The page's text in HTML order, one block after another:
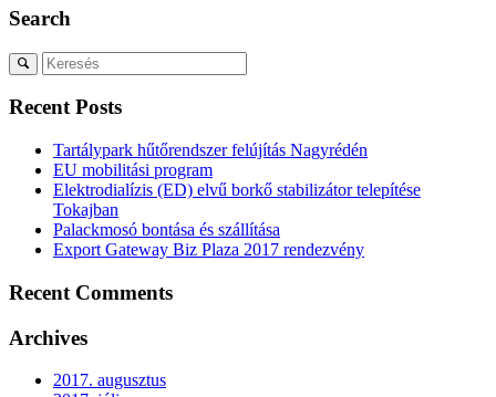
Search
Recent Posts
Tartálypark hűtőrendszer felújítás Nagyrédén
EU mobilitási program
Elektrodialízis (ED) elvű borkő stabilizátor telepítése
Tokajban
Palackmosó bontása és szállítása
Export Gateway Biz Plaza 2017 rendezvény
Recent Comments
Archives
2017. augusztus